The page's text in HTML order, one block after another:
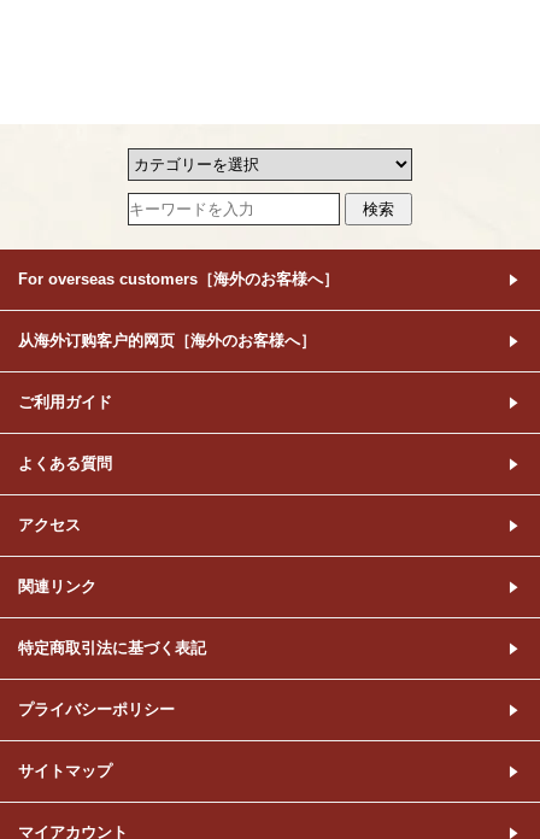
For overseas customers［海外のお客様へ］
从海外订购客户的网页［海外のお客様へ］
ご利用ガイド
よくある質問
アクセス
関連リンク
特定商取引法に基づく表記
プライバシーポリシー
サイトマップ
マイアカウント